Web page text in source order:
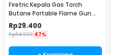
Firetric Kepala Gas Torch
Butane Portable Flame Gun
Adjustable - 807
Rp29.400
Rp54.900 47%